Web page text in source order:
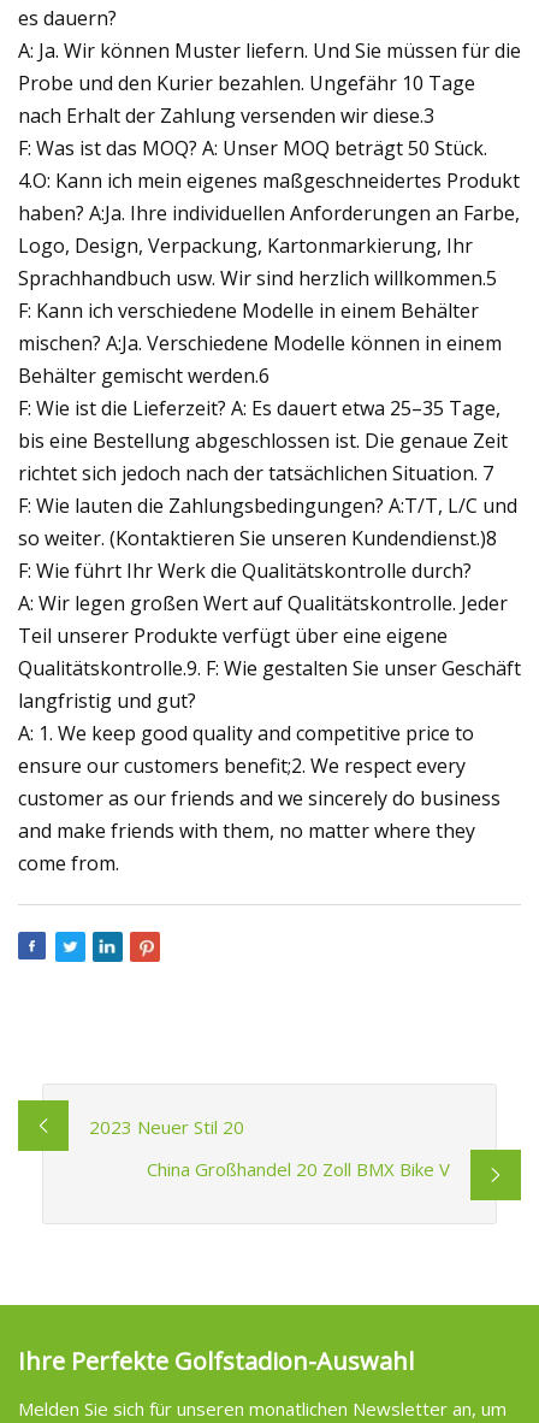
es dauern?
A: Ja. Wir können Muster liefern. Und Sie müssen für die
Probe und den Kurier bezahlen. Ungefähr 10 Tage
nach Erhalt der Zahlung versenden wir diese.3
F: Was ist das MOQ? A: Unser MOQ beträgt 50 Stück.
4.O: Kann ich mein eigenes maßgeschneidertes Produkt
haben? A:Ja. Ihre individuellen Anforderungen an Farbe,
Logo, Design, Verpackung, Kartonmarkierung, Ihr
Sprachhandbuch usw. Wir sind herzlich willkommen.5
F: Kann ich verschiedene Modelle in einem Behälter
mischen? A:Ja. Verschiedene Modelle können in einem
Behälter gemischt werden.6
F: Wie ist die Lieferzeit? A: Es dauert etwa 25–35 Tage,
bis eine Bestellung abgeschlossen ist. Die genaue Zeit
richtet sich jedoch nach der tatsächlichen Situation. 7
F: Wie lauten die Zahlungsbedingungen? A:T/T, L/C und
so weiter. (Kontaktieren Sie unseren Kundendienst.)8
F: Wie führt Ihr Werk die Qualitätskontrolle durch?
A: Wir legen großen Wert auf Qualitätskontrolle. Jeder
Teil unserer Produkte verfügt über eine eigene
Qualitätskontrolle.9. F: Wie gestalten Sie unser Geschäft
langfristig und gut?
A: 1. We keep good quality and competitive price to
ensure our customers benefit;2. We respect every
customer as our friends and we sincerely do business
and make friends with them, no matter where they
come from.
2023 Neuer Stil 20
China Großhandel 20 Zoll BMX Bike V
Ihre Perfekte Golfstadion-Auswahl
Melden Sie sich für unseren monatlichen Newsletter an, um